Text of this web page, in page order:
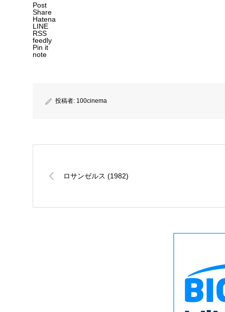
Post
Share
Hatena
LINE
RSS
feedly
Pin it
note
投稿者: 100cinema
ロサンゼルス (1982)